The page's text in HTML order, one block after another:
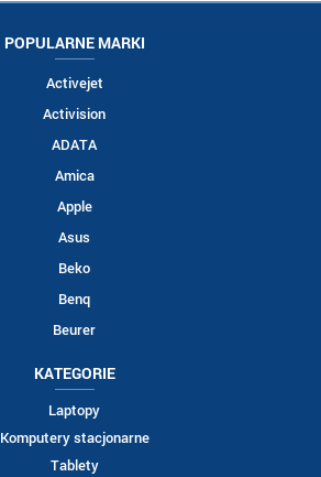
POPULARNE MARKI
Activejet
Activision
ADATA
Amica
Apple
Asus
Beko
Benq
Beurer
KATEGORIE
Laptopy
Komputery stacjonarne
Tablety